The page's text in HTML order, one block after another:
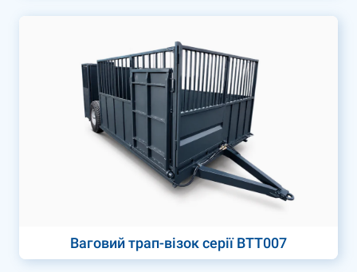
Ваговий трап-візок серії ВТТ007